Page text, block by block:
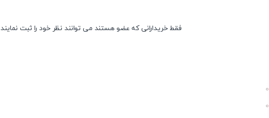
0
0
فقط خریدارانی که عضو هستند می توانند نظر خود را ثبت نمایند